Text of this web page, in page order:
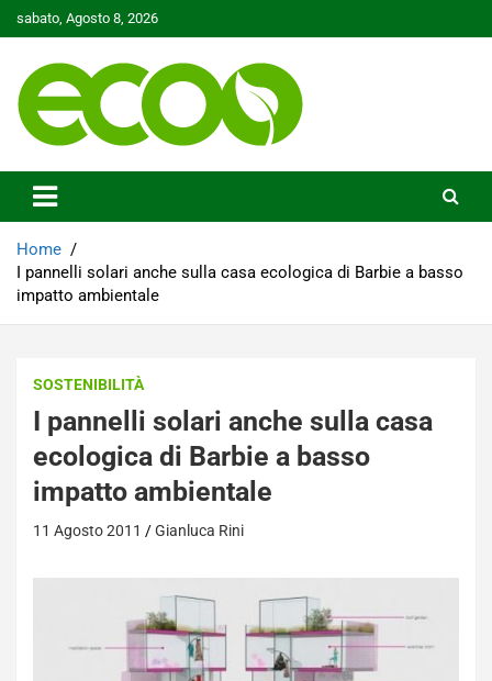
to
sabato, Agosto 8, 2026
Ecoo.it
Home
I pannelli solari anche sulla casa ecologica di Barbie a basso
impatto ambientale
SOSTENIBILITÀ
I pannelli solari anche sulla casa
ecologica di Barbie a basso
impatto ambientale
11 Agosto 2011 Gianluca Rini